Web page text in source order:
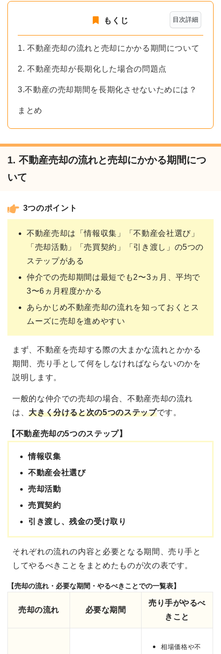
目次詳細
もくじ
1. 不動産売却の流れと売却にかかる期間について
2. 不動産売却が長期化した場合の問題点
3.不動産の売却期間を長期化させないためには？
まとめ
1. 不動産売却の流れと売却にかかる期間につ
いて
3つのポイント
不動産売却は「情報収集」「不動産会社選び」
「売却活動」「売買契約」「引き渡し」の5つの
ステップがある
仲介での売却期間は最短でも2〜3ヵ月、平均で
3〜6ヵ月程度かかる
あらかじめ不動産売却の流れを知っておくとス
ムーズに売却を進めやすい
まず、不動産を売却する際の大まかな流れとかかる
期間、売り手として何をしなければならないのかを
説明します。
一般的な仲介での売却の場合、不動産売却の流れ
は、大きく分けると次の5つのステップです。
【不動産売却の5つのステップ】
情報収集
不動産会社選び
売却活動
売買契約
引き渡し、残金の受け取り
それぞれの流れの内容と必要となる期間、売り手と
してやるべきことをまとめたものが次の表です。
【売却の流れ・必要な期間・やるべきことでの一覧表】
売却の流れ 必要な期間
売り手がやるべ
きこと
相場価格や不